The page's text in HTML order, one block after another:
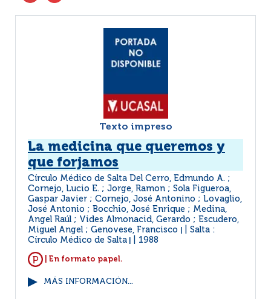
Texto impreso
La medicina que queremos y
que forjamos
Círculo Médico de Salta Del Cerro, Edmundo A. ;
Cornejo, Lucio E. ; Jorge, Ramon ; Sola Figueroa,
Gaspar Javier ; Cornejo, José Antonino ; Lovaglio,
José Antonio ; Bocchio, José Enrique ; Medina,
Angel Raúl ; Vides Almonacid, Gerardo ; Escudero,
Miguel Angel ; Genovese, Francisco
Salta :
Círculo Médico de Salta
1988
| En formato papel.
MÁS INFORMACIÓN...